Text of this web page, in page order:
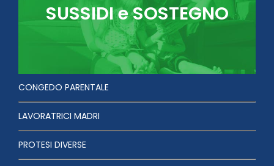
SUSSIDI e SOSTEGNO
CONGEDO PARENTALE
LAVORATRICI MADRI
PROTESI DIVERSE